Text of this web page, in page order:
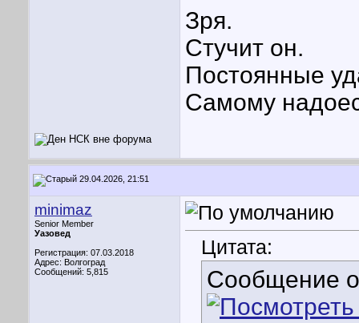
Зря.
Стучит он.
Постоянные
Самому
29.04.2026, 21:51
minimaz
Senior Member
Уазовед
Регистрация: 07.03.2018
Адрес: Волгоград
Сообщений: 5,815
Цитата:
Сообщение